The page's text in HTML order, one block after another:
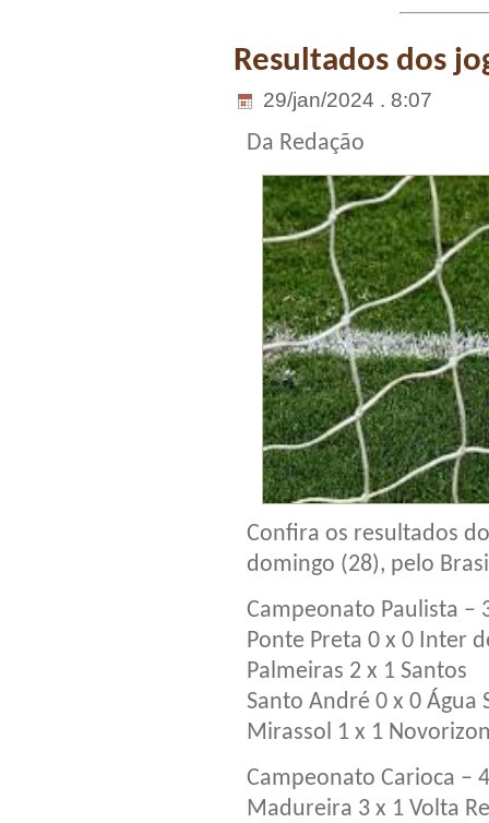
Resultados dos
29/jan/2024 . 8:07
Da Redação
Confira os resultados
domingo (28), pelo
Campeonato Paulista –
Ponte Preta 0 x 0 Inter
Palmeiras 2 x 1 Santos
Santo André 0 x 0 Água
Mirassol 1 x 1
Campeonato Carioca –
Madureira 3 x 1 Volta